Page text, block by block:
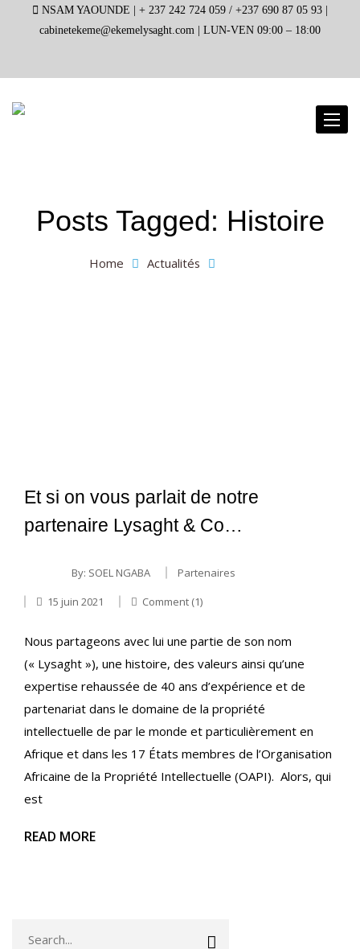
NSAM YAOUNDE | + 237 242 724 059 / +237 690 87 05 93 |
cabinetekeme@ekemelysaght.com | LUN-VEN 09:00 – 18:00
Posts Tagged: Histoire
Home Actualités
Et si on vous parlait de notre
partenaire Lysaght & Co…
By: SOEL NGABA
Partenaires
15 juin 2021
Comment (1)
Nous partageons avec lui une partie de son nom
(« Lysaght »), une histoire, des valeurs ainsi qu’une
expertise rehaussée de 40 ans d’expérience et de
partenariat dans le domaine de la propriété
intellectuelle de par le monde et particulièrement en
Afrique et dans les 17 États membres de l’Organisation
Africaine de la Propriété Intellectuelle (OAPI). Alors, qui
est
READ MORE